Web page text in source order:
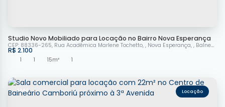
Studio Novo Mobiliado para Locação no Bairro Nova Esperança
R$ 2.100
CEP: 88336-265, Rua Acadêmica Marlene Tochetto , Nova Esperança , Balneário Camboriú
1
1 15m² 1
4444